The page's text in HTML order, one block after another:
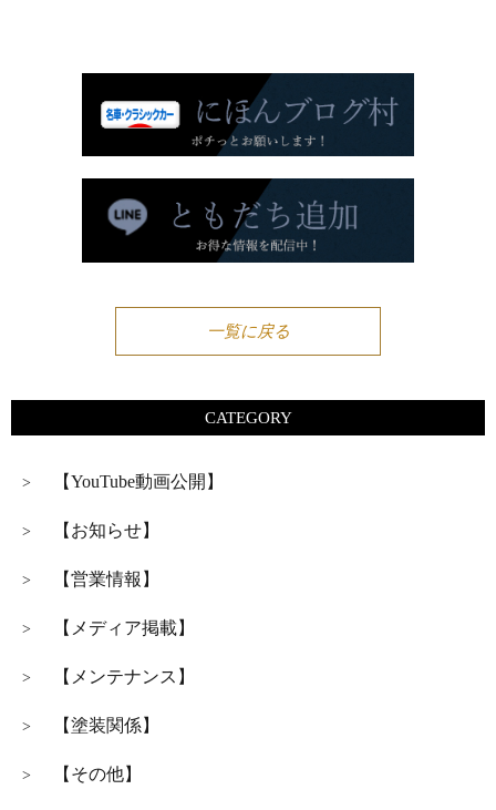
一覧に戻る
CATEGORY
> 【YouTube動画公開】
> 【お知らせ】
> 【営業情報】
> 【メディア掲載】
> 【メンテナンス】
> 【塗装関係】
> 【その他】